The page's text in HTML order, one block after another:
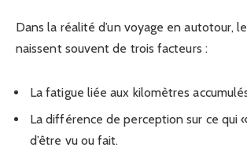
Dans la réalité d’un voyage en autotour,
naissent souvent de trois facteurs :
La fatigue liée aux kilomètres
La différence de perception sur ce qui
d’être vu ou fait.